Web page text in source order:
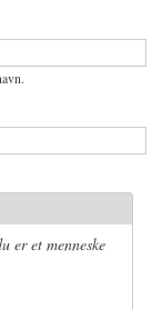
er et menneske